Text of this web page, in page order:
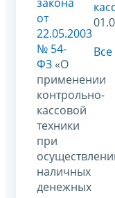
от
22.05.2003
№ 54-
ФЗ «О
применении
контрольно-
кассовой
техники
при
наличных
денежных